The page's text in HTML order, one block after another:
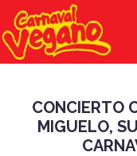
CONCIERTO
MIGUELO,